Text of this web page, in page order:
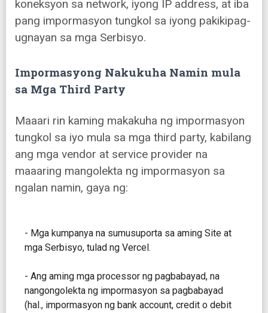
koneksyon sa network, iyong IP address, at iba
pang impormasyon tungkol sa iyong pakikipag-
ugnayan sa mga Serbisyo.
Impormasyong Nakukuha Namin mula
sa Mga Third Party
Maaari rin kaming makakuha ng impormasyon
tungkol sa iyo mula sa mga third party, kabilang
ang mga vendor at service provider na
maaaring mangolekta ng impormasyon sa
ngalan namin, gaya ng:
- Mga kumpanya na sumusuporta sa aming Site at
mga Serbisyo, tulad ng Vercel.
- Ang aming mga processor ng pagbabayad, na
nangongolekta ng impormasyon sa pagbabayad
(hal., impormasyon ng bank account, credit o debit